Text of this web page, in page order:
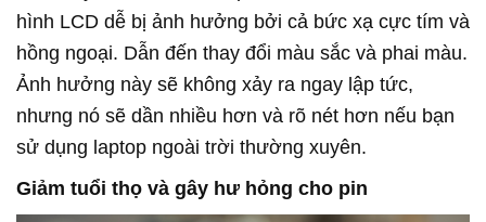
hình LCD dễ bị ảnh hưởng bởi cả bức xạ cực tím và
hồng ngoại. Dẫn đến thay đổi màu sắc và phai màu.
Ảnh hưởng này sẽ không xảy ra ngay lập tức,
nhưng nó sẽ dần nhiều hơn và rõ nét hơn nếu bạn
sử dụng laptop ngoài trời thường xuyên.
Giảm tuổi thọ và gây hư hỏng cho pin